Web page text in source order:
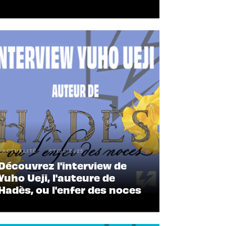
ACTUALITÉ 07/08/2025
l'interview de
Ueji, l'auteure de
ou l'enfer des noces